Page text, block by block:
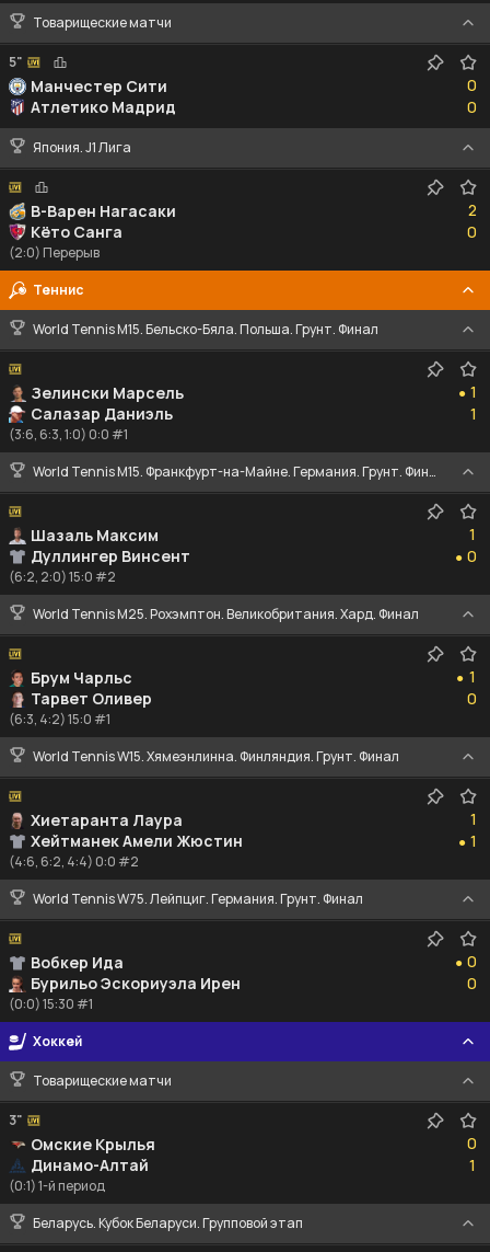
Товарищеские матчи
5"
Манчестер Сити
Атлетико Мадрид
0
0
0
0
Япония. J1 Лига
В-Варен Нагасаки
Кёто Санга
2
2
0
0
(2:0) Перерыв
Теннис
World Tennis M15. Бельско-Бяла. Польша. Грунт. Финал
Зелински Марсель
Салазар Даниэль
●
1
11
1
(3:6, 6:3, 1:0) 0:0 #1
World Tennis M15. Франкфурт-на-Майне. Германия. Грунт. Финал
Шазаль Максим
Дуллингер Винсент
1
1
●
0
0
(6:2, 2:0) 15:0 #2
World Tennis M25. Рохэмптон. Великобритания. Хард. Финал
Брум Чарльс
Тарвет Оливер
●
1
10
0
(6:3, 4:2) 15:0 #1
World Tennis W15. Хямеэнлинна. Финляндия. Грунт. Финал
Хиетаранта Лаура
Хейтманек Амели Жюстин
1
1
●
1
1
(4:6, 6:2, 4:4) 0:0 #2
World Tennis W75. Лейпциг. Германия. Грунт. Финал
Вобкер Ида
Бурильо Эскориуэла Ирен
●
0
0
0
0
(0:0) 15:30 #1
Хоккей
Товарищеские матчи
3"
Омские Крылья
Динамо-Алтай
0
0
1
1
(0:1) 1-й период
Беларусь. Кубок Беларуси. Групповой этап